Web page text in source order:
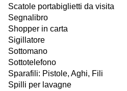
Scatole portabiglietti da visita
Segnalibro
Shopper in carta
Sigillatore
Sottomano
Sottotelefono
Sparafili: Pistole, Aghi, Fili
Spilli per lavagne